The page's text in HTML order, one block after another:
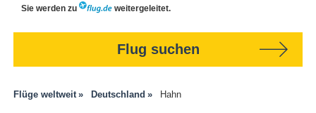
Sie werden zu weitergeleitet.
Flug suchen
Flüge weltweit Deutschland Hahn